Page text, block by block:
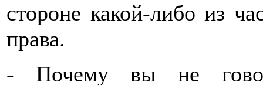
стороне какой-либо из
права.
- Почему вы не